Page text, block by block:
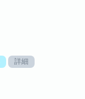
詳細